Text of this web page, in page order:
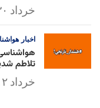
خرداد ۳۰, ۱۴۰۵
اخبار
تلاطم
خرداد ۱۲, ۱۴۰۵